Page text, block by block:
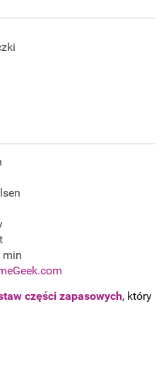
min
części zapasowych, który